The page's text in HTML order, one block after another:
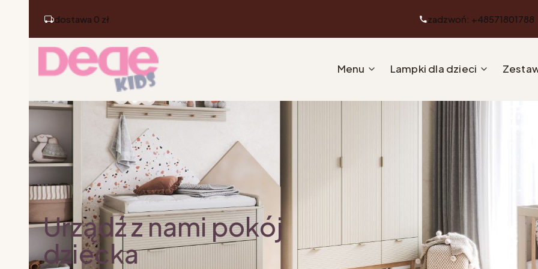
dostawa 0 zł zadzwoń: +48571801788
Menu Lampki dla dzieci
Urządź z nami pokój
dziecka